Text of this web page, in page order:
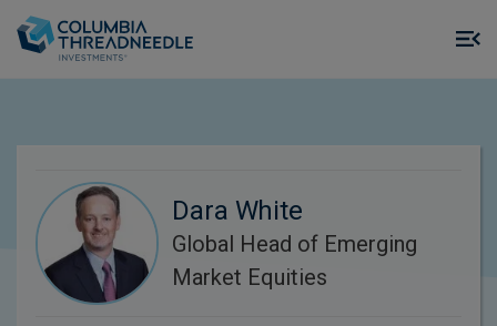
Dara White
Global Head of Emerging
Market Equities